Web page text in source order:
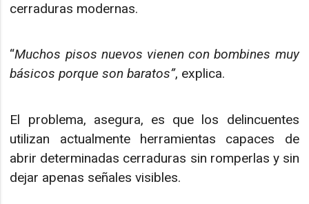
cerraduras modernas.
“Muchos pisos nuevos vienen con bombines muy
básicos porque son baratos”, explica.
El problema, asegura, es que los delincuentes
utilizan actualmente herramientas capaces de
abrir determinadas cerraduras sin romperlas y sin
dejar apenas señales visibles.